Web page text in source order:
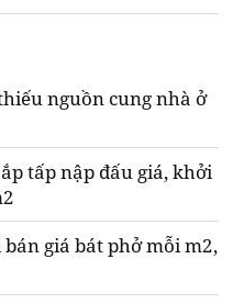
nguồn cung nhà ở
tấp nập đấu giá, khởi
giá bát phở mỗi m2,